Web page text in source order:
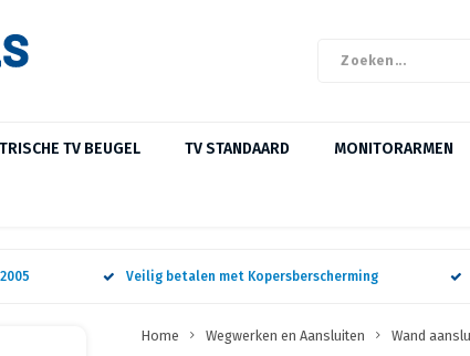
TV BEUGEL TV STANDAARD MONITORARMEN
Veilig betalen met Kopersberscherming
Home Wegwerken en Aansluiten Wand